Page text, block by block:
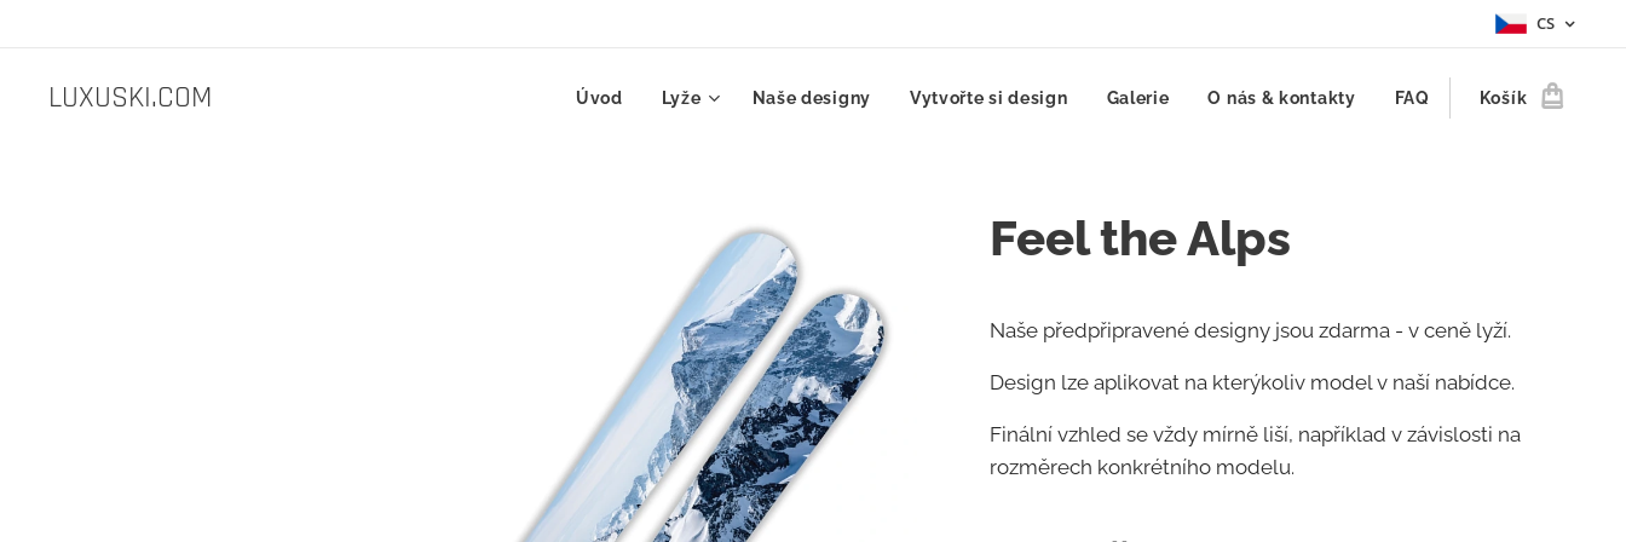
CS
LUXUSKI.COM Úvod Lyže Naše designy Vytvořte si design Galerie O nás & kontakty FAQ Košík
Feel the Alps
Naše předpřipravené designy jsou zdarma - v ceně lyží.
Design lze aplikovat na kterýkoliv model v naší nabídce.
Finální vzhled se vždy mírně liší, například v závislosti na
rozměrech konkrétního modelu.